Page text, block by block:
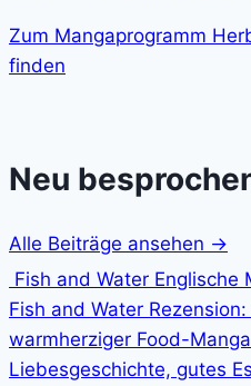
Zum Mangaprogramm
finden
Neu
Alle Beiträge ansehen →
Fish and Water Englische
Fish and Water
warmherziger Food-
Liebesgeschichte, gutes